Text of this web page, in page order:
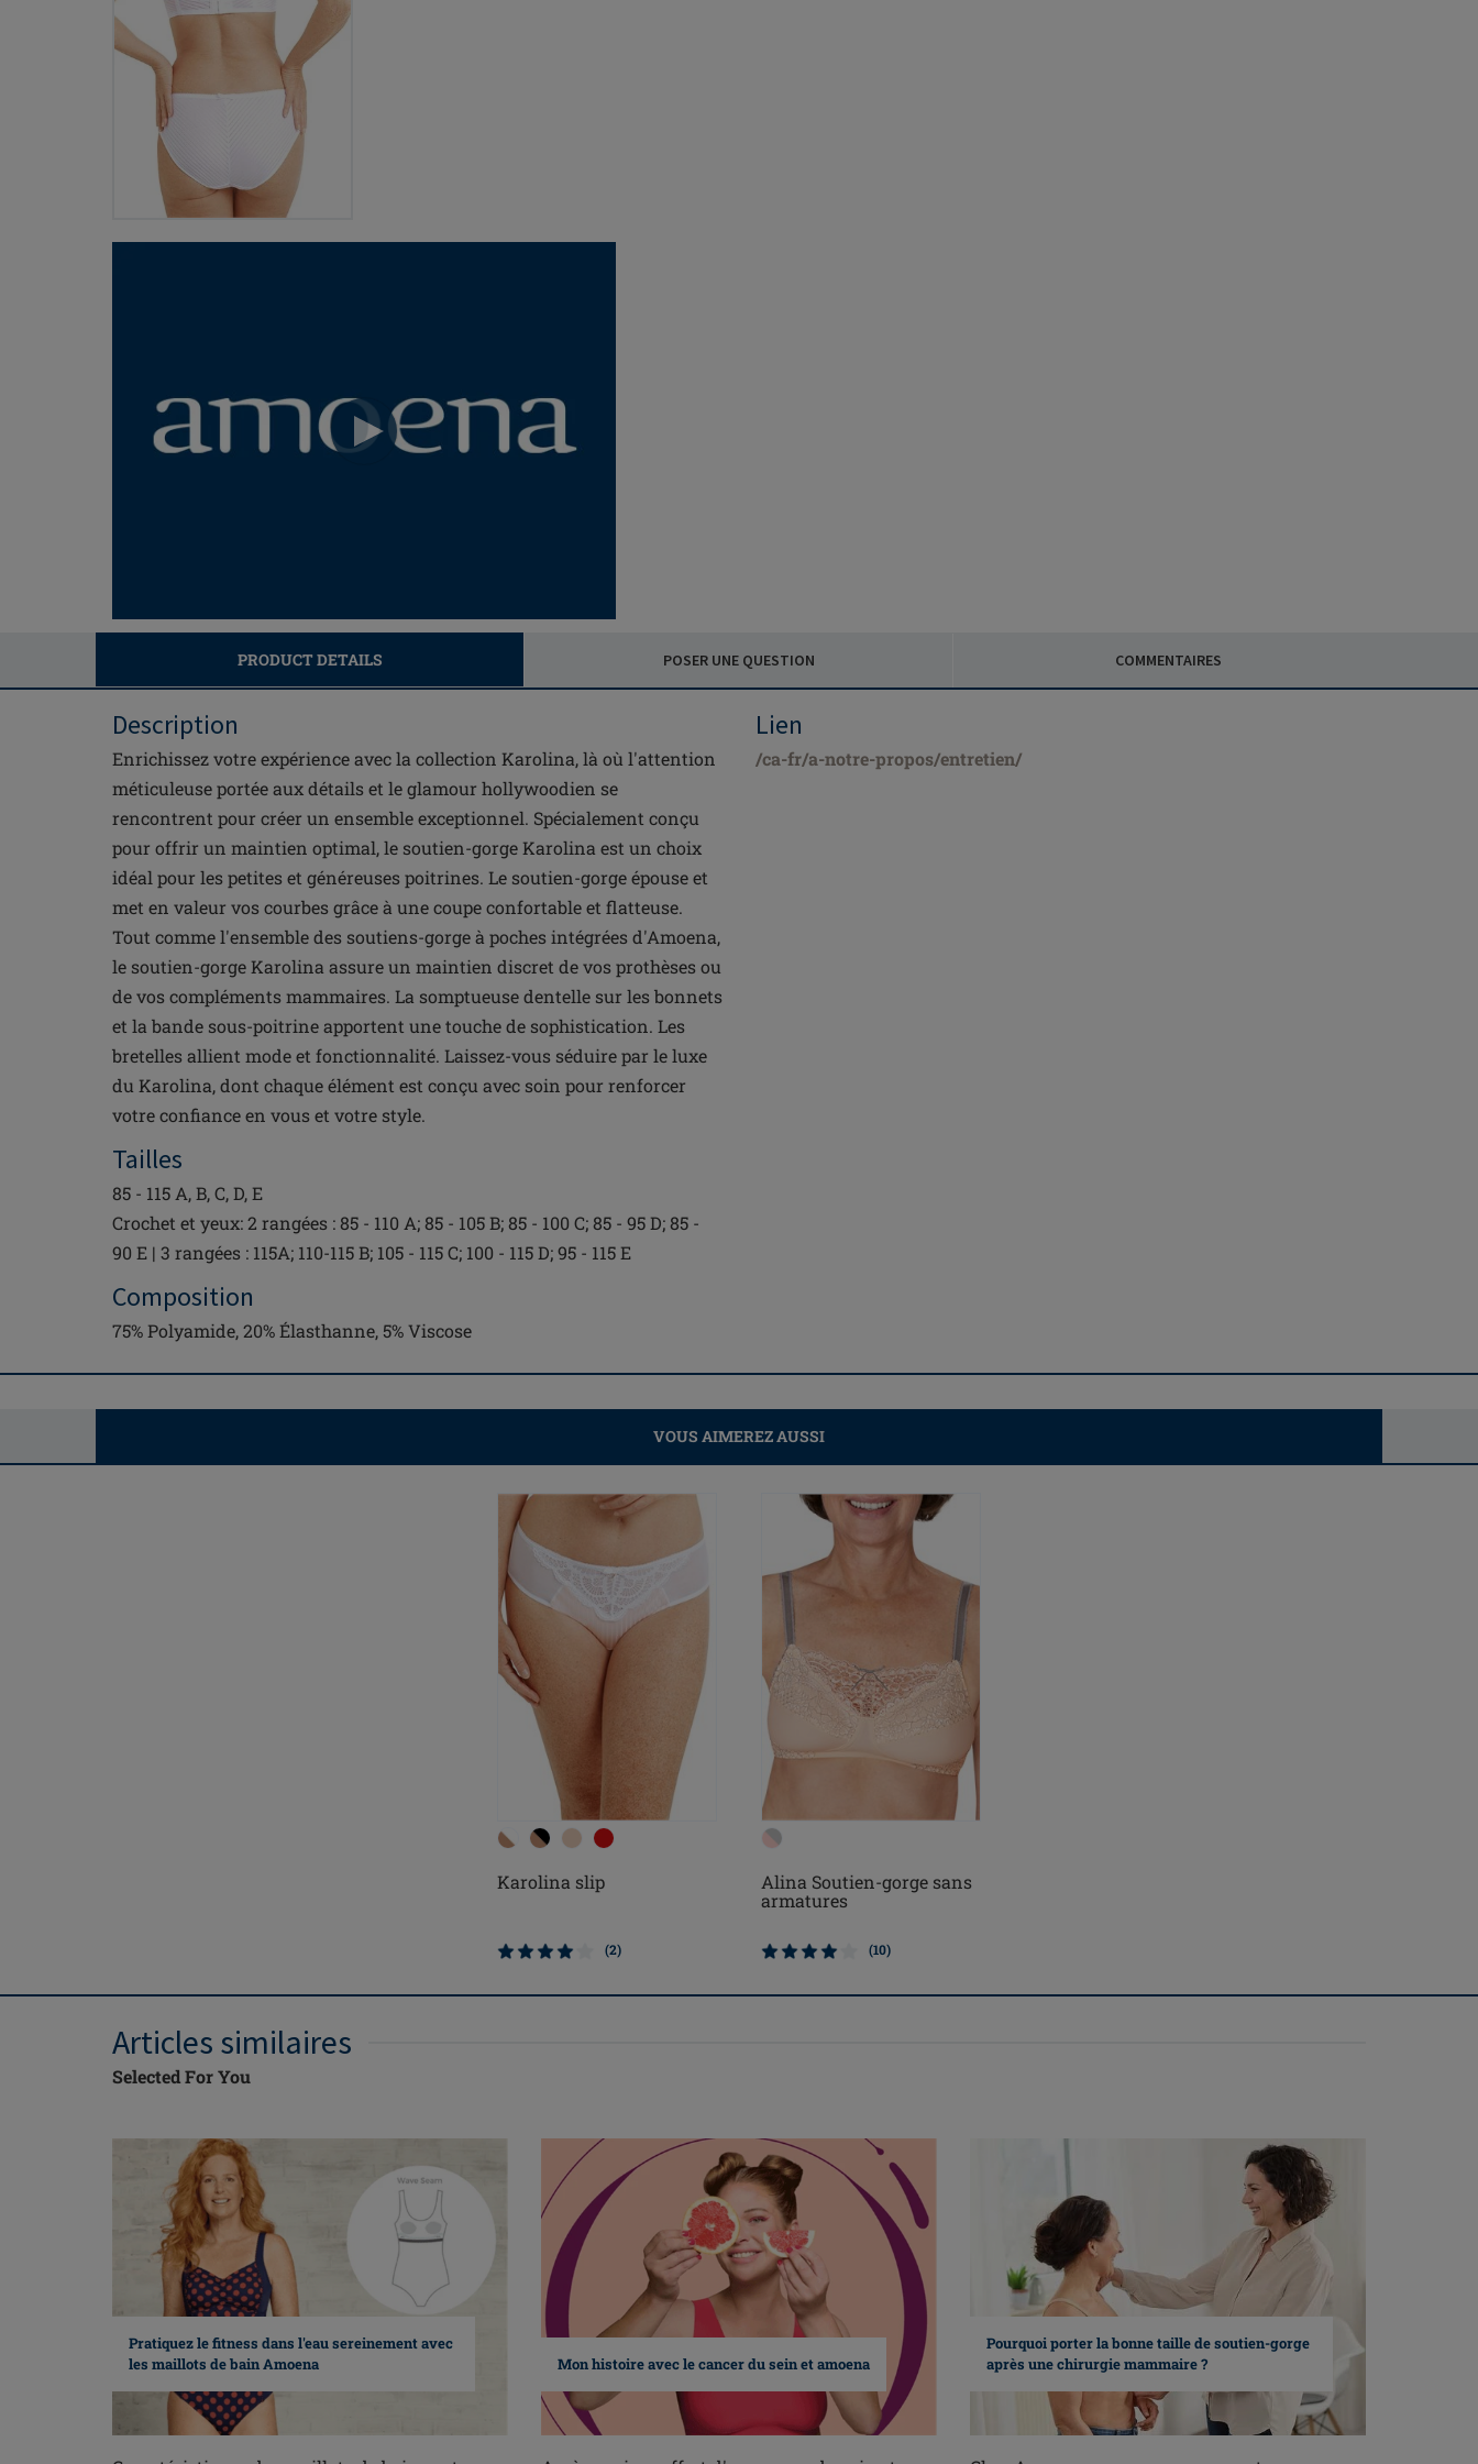
PRODUCT DETAILS POSER UNE QUESTION COMMENTAIRES
Description
Enrichissez votre expérience avec la collection Karolina, là où l'attention
méticuleuse portée aux détails et le glamour hollywoodien se
rencontrent pour créer un ensemble exceptionnel. Spécialement conçu
pour offrir un maintien optimal, le soutien-gorge Karolina est un choix
idéal pour les petites et généreuses poitrines. Le soutien-gorge épouse et
met en valeur vos courbes grâce à une coupe confortable et flatteuse.
Tout comme l'ensemble des soutiens-gorge à poches intégrées d'Amoena,
le soutien-gorge Karolina assure un maintien discret de vos prothèses ou
de vos compléments mammaires. La somptueuse dentelle sur les bonnets
et la bande sous-poitrine apportent une touche de sophistication. Les
bretelles allient mode et fonctionnalité. Laissez-vous séduire par le luxe
du Karolina, dont chaque élément est conçu avec soin pour renforcer
votre confiance en vous et votre style.
Tailles
85 - 115 A, B, C, D, E
Crochet et yeux: 2 rangées : 85 - 110 A; 85 - 105 B; 85 - 100 C; 85 - 95 D; 85 -
90 E | 3 rangées : 115A; 110-115 B; 105 - 115 C; 100 - 115 D; 95 - 115 E
Composition
75% Polyamide, 20% Élasthanne, 5% Viscose
Lien
/ca-fr/a-notre-propos/entretien/
VOUS AIMEREZ AUSSI
Karolina slip
(2)
Alina Soutien-gorge sans
armatures
(10)
Articles similaires
Selected For You
Pratiquez le fitness dans l'eau sereinement avec
les maillots de bain Amoena
Mon histoire avec le cancer du sein et amoena
Pourquoi porter la bonne taille de soutien-gorge
après une chirurgie mammaire ?